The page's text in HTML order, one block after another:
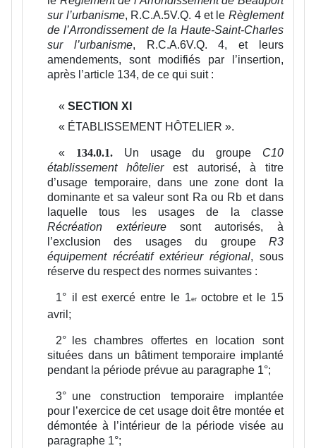
sur l’urbanisme, R.C.A.5V.Q. 4 et le Règlement
de l’Arrondissement de la Haute-Saint-Charles
sur l’urbanisme, R.C.A.6V.Q. 4, et leurs
amendements, sont modifiés par l’insertion,
après l’article 134, de ce qui suit :
«SECTION XI
« ÉTABLISSEMENT HÔTELIER ».
« 134.0.1. Un usage du groupe C10
établissement hôtelierest autorisé, à titre
d’usage temporaire, dans une zone dont la
dominante et sa valeur sont Ra ou Rb et dans
laquelle tous les usages de la classe
Récréation extérieuresont autorisés, à
l’exclusion des usages du groupe R3
équipement récréatif extérieur régional, sous
réserve du respect des normes suivantes :
1° il est exercé entre le 1er octobre et le 15
avril;
2°
les chambres offertes en location sont
situées dans un bâtiment temporaire implanté
pendant la période prévue au paragraphe 1°;
3° une construction temporaire implantée
pour l’exercice de cet usage doit être montée et
démontée à l’intérieur de la période visée au
paragraphe 1°;